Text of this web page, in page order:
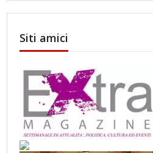
Siti amici